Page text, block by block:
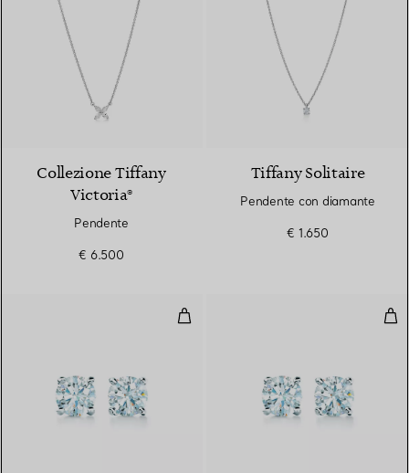
Collezione Tiffany
Victoria®
Pendente
€ 6.500
Tiffany Solitaire
Pendente con diamante
€ 1.650
Orecchini a bottone con